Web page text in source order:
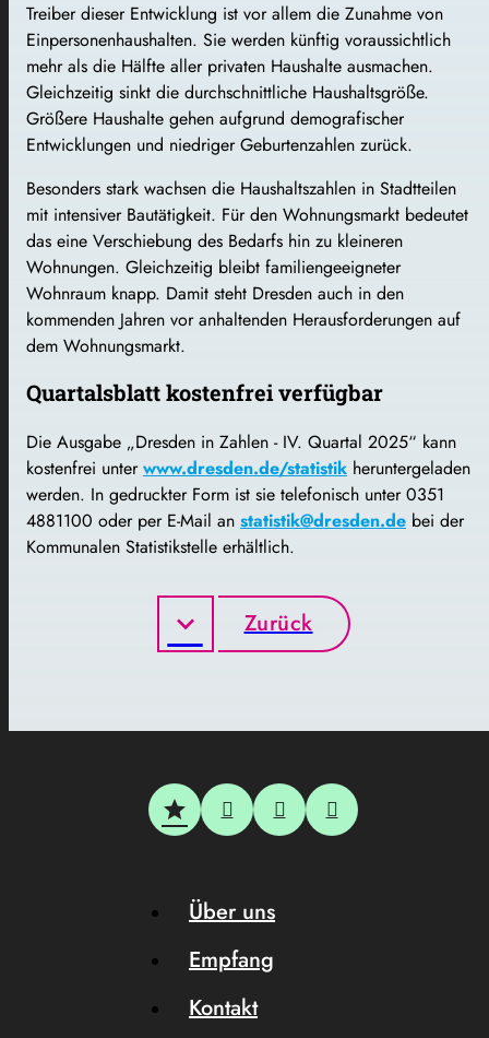
Treiber dieser Entwicklung ist vor allem die Zunahme von
Einpersonenhaushalten. Sie werden künftig voraussichtlich
mehr als die Hälfte aller privaten Haushalte ausmachen.
Gleichzeitig sinkt die durchschnittliche Haushaltsgröße.
Größere Haushalte gehen aufgrund demografischer
Entwicklungen und niedriger Geburtenzahlen zurück.
Besonders stark wachsen die Haushaltszahlen in Stadtteilen
mit intensiver Bautätigkeit. Für den Wohnungsmarkt bedeutet
das eine Verschiebung des Bedarfs hin zu kleineren
Wohnungen. Gleichzeitig bleibt familiengeeigneter
Wohnraum knapp. Damit steht Dresden auch in den
kommenden Jahren vor anhaltenden Herausforderungen auf
dem Wohnungsmarkt.
Quartalsblatt kostenfrei verfügbar
Die Ausgabe „Dresden in Zahlen - IV. Quartal 2025“ kann
kostenfrei unterwww.dresden.de/statistik heruntergeladen
werden. In gedruckter Form ist sie telefonisch unter 0351
4881100 oder per E-Mail an statistik@dresden.de bei der
Kommunalen Statistikstelle erhältlich.
Zurück
Über uns
Empfang
Kontakt